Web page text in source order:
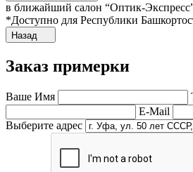
в ближайший салон “Оптик-
*Доступно для Республики
Назад
Заказ примерки
Ваше Имя
E-Mail
Выберите адрес